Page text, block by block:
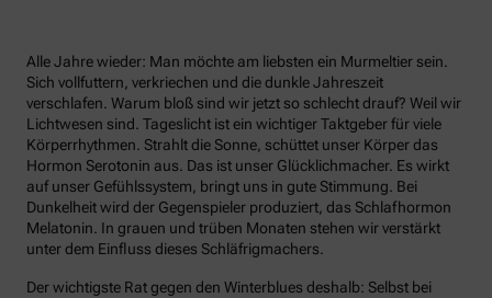
Alle Jahre wieder: Man möchte am liebsten ein Murmeltier sein.
Sich vollfuttern, verkriechen und die dunkle Jahreszeit
verschlafen. Warum bloß sind wir jetzt so schlecht drauf? Weil wir
Lichtwesen sind. Tageslicht ist ein wichtiger Taktgeber für viele
Körperrhythmen. Strahlt die Sonne, schüttet unser Körper das
Hormon Serotonin aus. Das ist unser Glücklichmacher. Es wirkt
auf unser Gefühlssystem, bringt uns in gute Stimmung. Bei
Dunkelheit wird der Gegenspieler produziert, das Schlafhormon
Melatonin. In grauen und trüben Monaten stehen wir verstärkt
unter dem Einfluss dieses Schläfrigmachers.
Der wichtigste Rat gegen den Winterblues deshalb: Selbst bei